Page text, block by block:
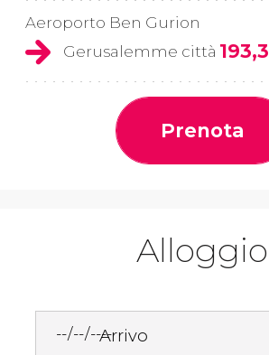
Aeroporto Ben Gurion
Gerusalemme città 193,3
Prenota
Alloggio
Arrivo